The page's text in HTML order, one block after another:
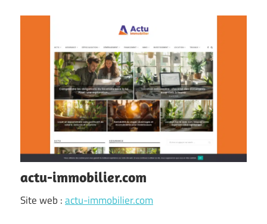
actu-immobilier.com
Site web :actu-immobilier.com